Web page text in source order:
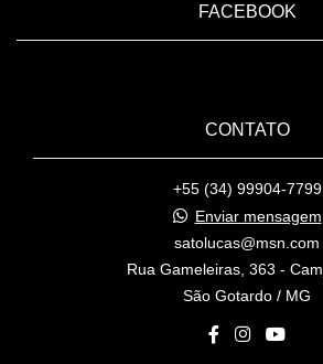
FACEBOOK
CONTATO
+55 (34) 99904-7799
Enviar mensagem
satolucas@msn.com
Rua Gameleiras, 363 -
São Gotardo / MG